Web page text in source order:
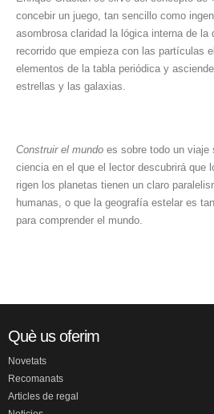
concebir un juego, tan sencillo como
asombrosa claridad la lógica interna de
recorrido que empieza con las partículas
elementos de la tabla periódica y
estrellas y las galaxias.
Construir el mundo es sobre todo un viaje
ciencia en el que el lector descubrirá que
rigen los planetas tienen un claro
humanas, o que la geografía estelar es
para comprender el mundo.
Què us oferim
Novetats
Recomanats
Articles de regal